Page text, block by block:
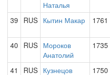
Наталья
39
RUS Кытин Макар 1761
40 RUS Мороков
Анатолий
1735
41 RUS Кузнецов
1750